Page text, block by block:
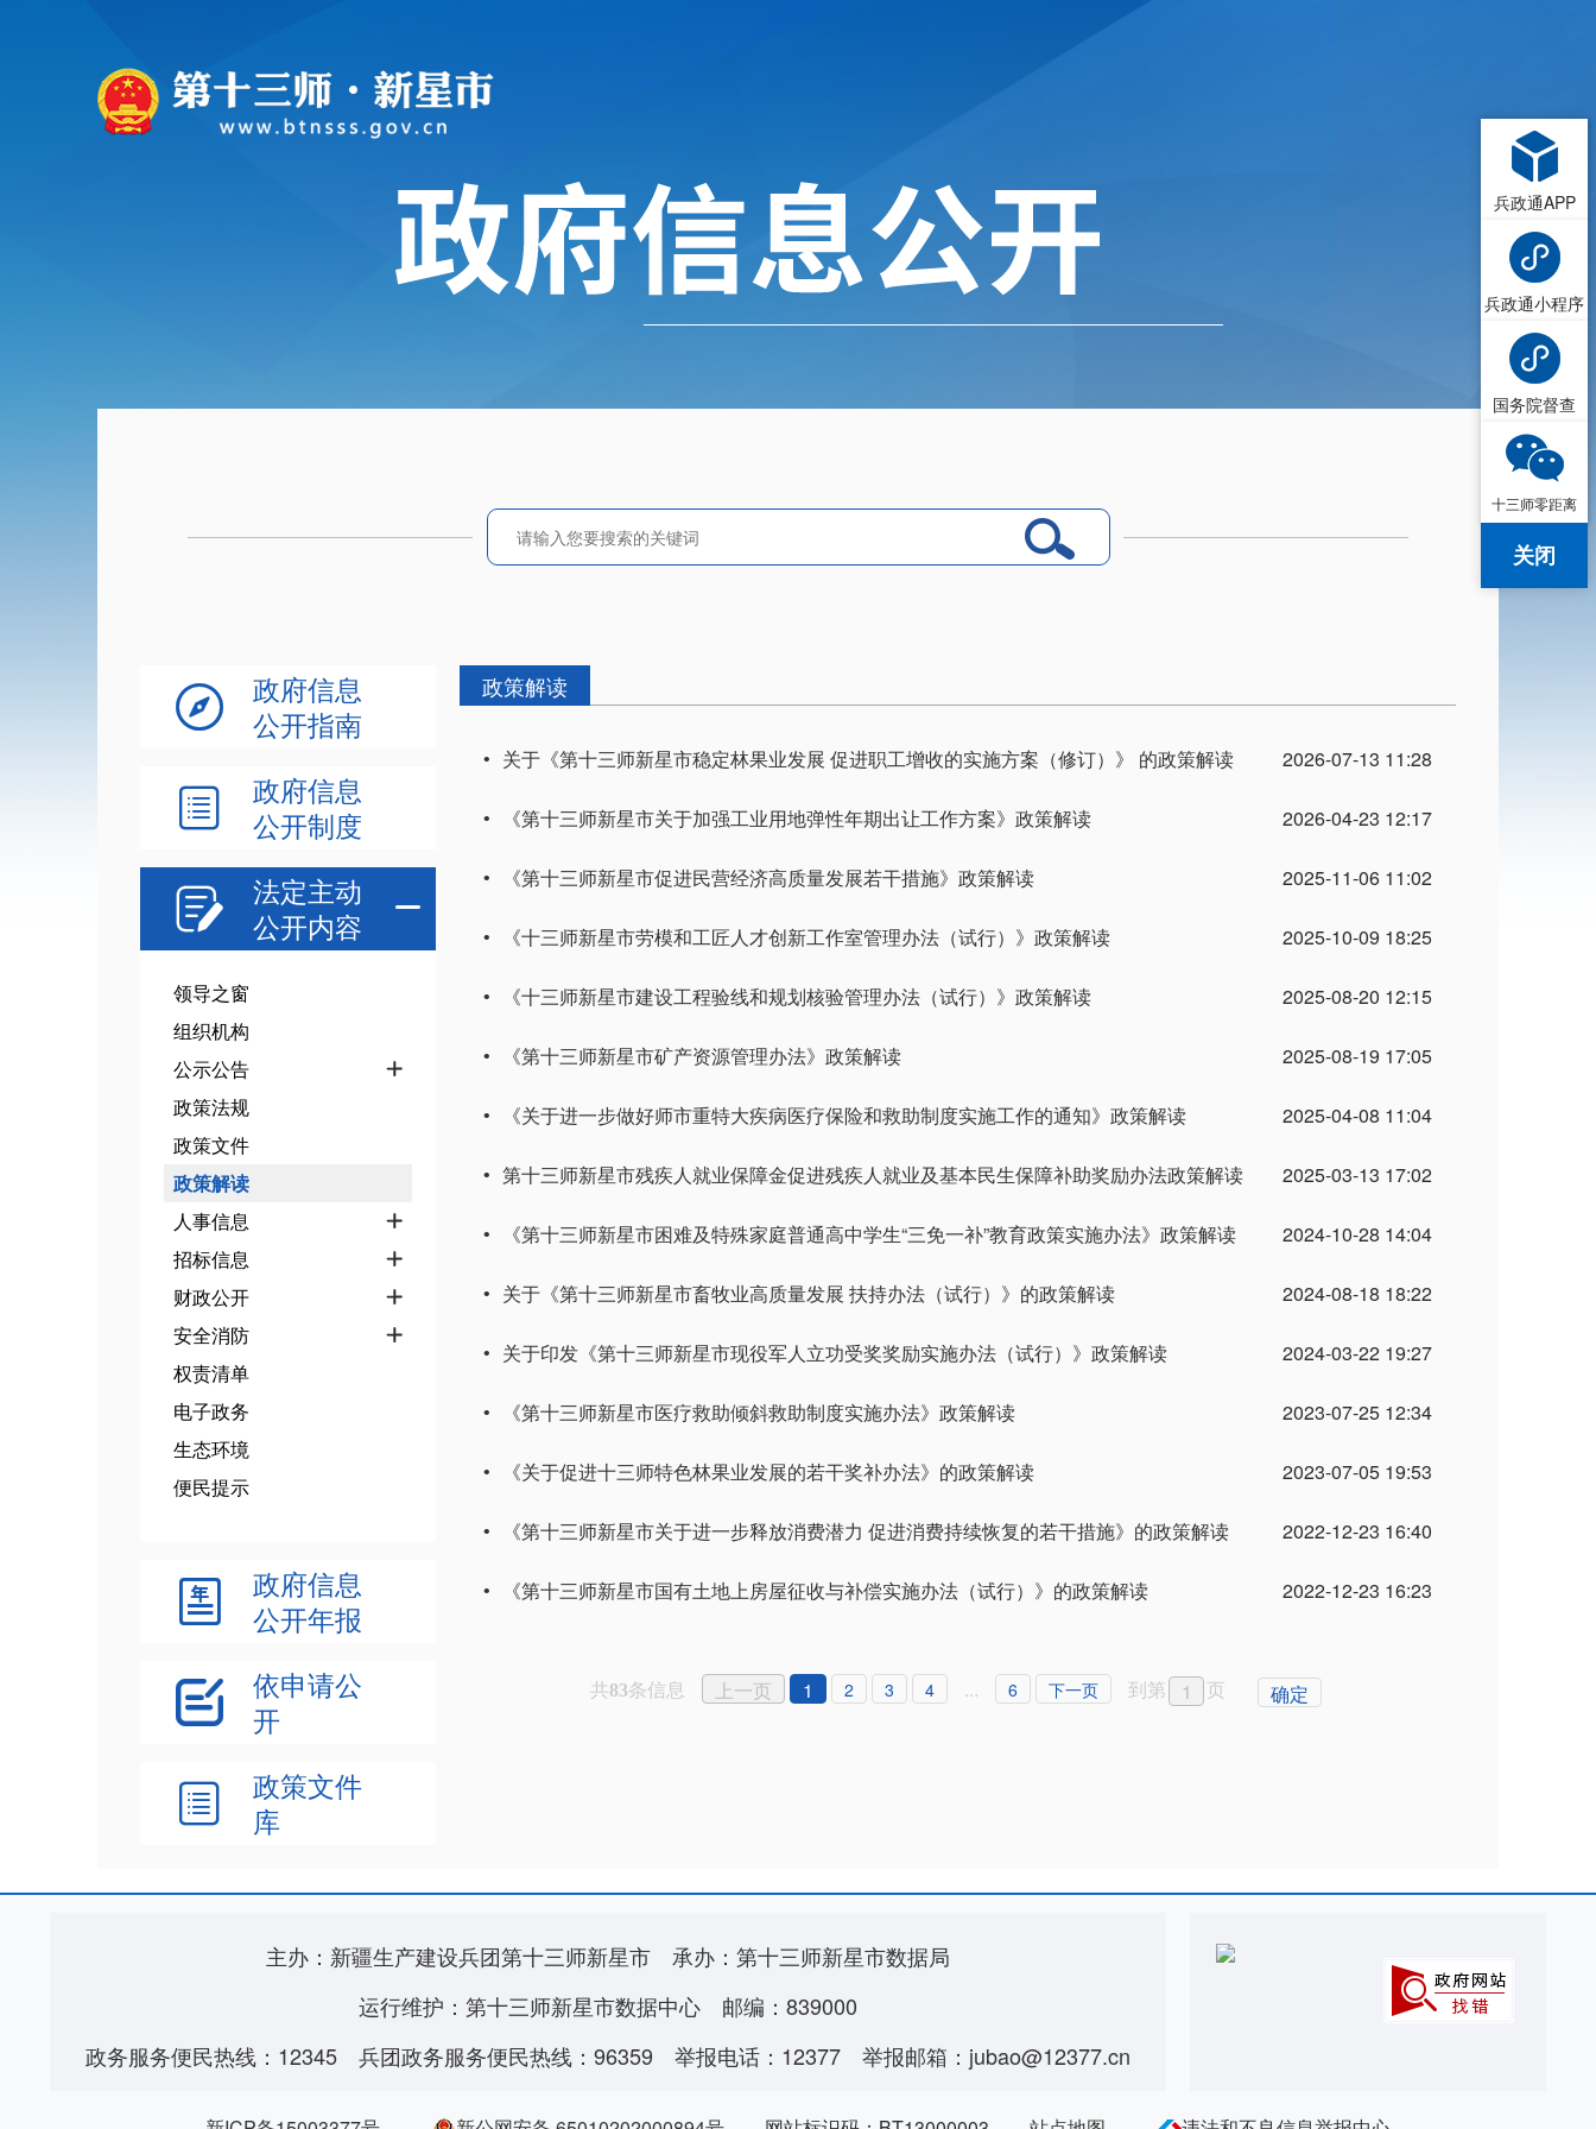

政府信息
公开指南

政府信息
公开制度

法定主动
公开内容

领导之窗
组织机构
公示公告

政策法规
政策文件
政策解读
人事信息

招标信息 
财政公开 
安全消防 
权责清单
电子政务
生态环境
便民提示

政府信息
公开年报

依申请公
开

政策文件
库
政策解读
2026-07-13 11:28
• 关于《第十三师新星市稳定林果业发展 促进职工增收的实施方案（修订）》 的政策解读
2026-04-23 12:17
• 《第十三师新星市关于加强工业用地弹性年期出让工作方案》政策解读
2025-11-06 11:02
• 《第十三师新星市促进民营经济高质量发展若干措施》政策解读
2025-10-09 18:25
• 《十三师新星市劳模和工匠人才创新工作室管理办法（试行）》政策解读
2025-08-20 12:15
• 《十三师新星市建设工程验线和规划核验管理办法（试行）》政策解读
2025-08-19 17:05
• 《第十三师新星市矿产资源管理办法》政策解读
2025-04-08 11:04
• 《关于进一步做好师市重特大疾病医疗保险和救助制度实施工作的通知》政策解读
2025-03-13 17:02
• 第十三师新星市残疾人就业保障金促进残疾人就业及基本民生保障补助奖励办法政策解读
2024-10-28 14:04
• 《第十三师新星市困难及特殊家庭普通高中学生“三免一补”教育政策实施办法》政策解读
2024-08-18 18:22
• 关于《第十三师新星市畜牧业高质量发展 扶持办法（试行）》的政策解读
2024-03-22 19:27
• 关于印发《第十三师新星市现役军人立功受奖奖励实施办法（试行）》政策解读
2023-07-25 12:34
• ​《第十三师新星市医疗救助倾斜救助制度实施办法》政策解读
2023-07-05 19:53
• 《关于促进十三师特色林果业发展的若干奖补办法》的政策解读
2022-12-23 16:40
• 《第十三师新星市关于进一步释放消费潜力 促进消费持续恢复的若干措施》的政策解读
2022-12-23 16:23
• 《第十三师新星市国有土地上房屋征收与补偿实施办法（试行）》的政策解读
共83条信息 上一页 1 2 3 4 ... 6 下一页 到第 页 确定
主办：新疆生产建设兵团第十三师新星市
承办：第十三师新星市数据局
运行维护：第十三师新星市数据中心
邮编：839000
政务服务便民热线：12345
兵团政务服务便民热线：96359 举报电话：12377 举报邮箱：jubao@12377.cn
兵政通APP
兵政通小程序
国务院督查
十三师零距离
关闭